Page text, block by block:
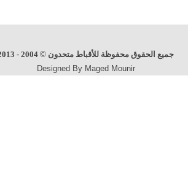
جميع الحقوق محفوظة للأقباط متحدون©
2004 - 2013
Designed By Maged Mounir